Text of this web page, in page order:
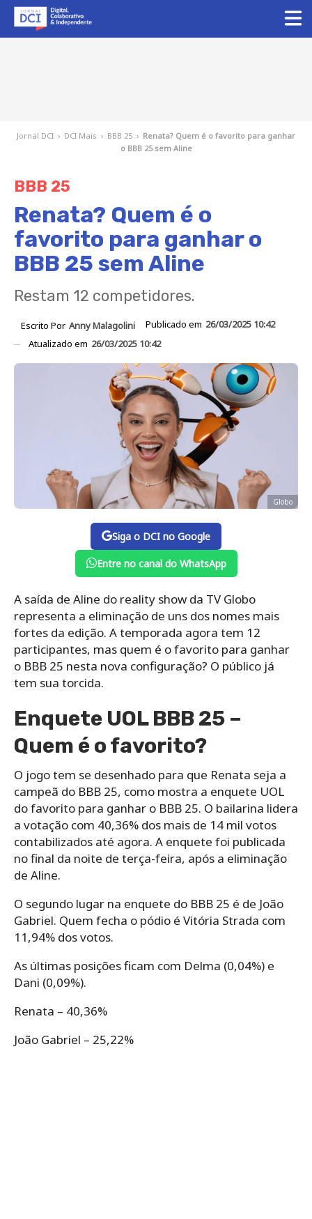
Jornal DCI › DCI Mais › BBB 25 › Renata? Quem é o favorito para ganhar
o BBB 25 sem Aline
BBB 25
Renata? Quem é o
favorito para ganhar o
BBB 25 sem Aline
Restam 12 competidores.
Escrito Por Anny Malagolini Publicado em 26/03/2025 10:42
Atualizado em 26/03/2025 10:42
Globo
Siga o DCI no Google
Entre no canal do WhatsApp
A saída de Aline do reality show da TV Globo
representa a eliminação de uns dos nomes mais
fortes da edição. A temporada agora tem 12
participantes, mas quem é o favorito para ganhar
o BBB 25 nesta nova configuração? O público já
tem sua torcida.
Enquete UOL BBB 25 –
Quem é o favorito?
O jogo tem se desenhado para que Renata seja a
campeã do BBB 25, como mostra a enquete UOL
do favorito para ganhar o BBB 25. O bailarina lidera
a votação com 40,36% dos mais de 14 mil votos
contabilizados até agora. A enquete foi publicada
no final da noite de terça-feira, após a eliminação
de Aline.
O segundo lugar na enquete do BBB 25 é de João
Gabriel. Quem fecha o pódio é Vitória Strada com
11,94% dos votos.
As últimas posições ficam com Delma (0,04%) e
Dani (0,09%).
Renata – 40,36%
João Gabriel – 25,22%